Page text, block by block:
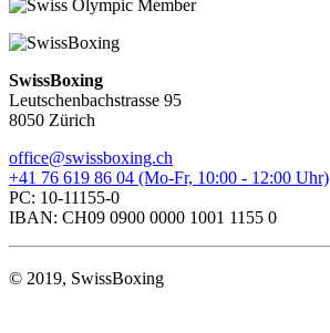
SwissBoxing
Leutschenbachstrasse 95
8050 Zürich
office@swissboxing.ch
+41 76 619 86 04 (Mo-Fr, 10:00 - 12:00 Uhr)
PC: 10-11155-0
IBAN: CH09 0900 0000 1001 1155 0
© 2019, SwissBoxing